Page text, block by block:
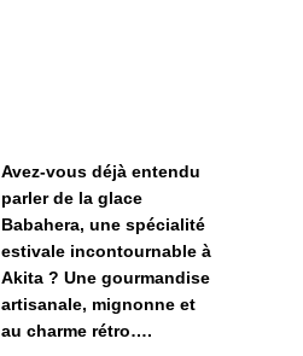
Avez-vous déjà entendu
parler de la glace
Babahera, une spécialité
estivale incontournable à
Akita ? Une gourmandise
artisanale, mignonne et
au charme rétro….